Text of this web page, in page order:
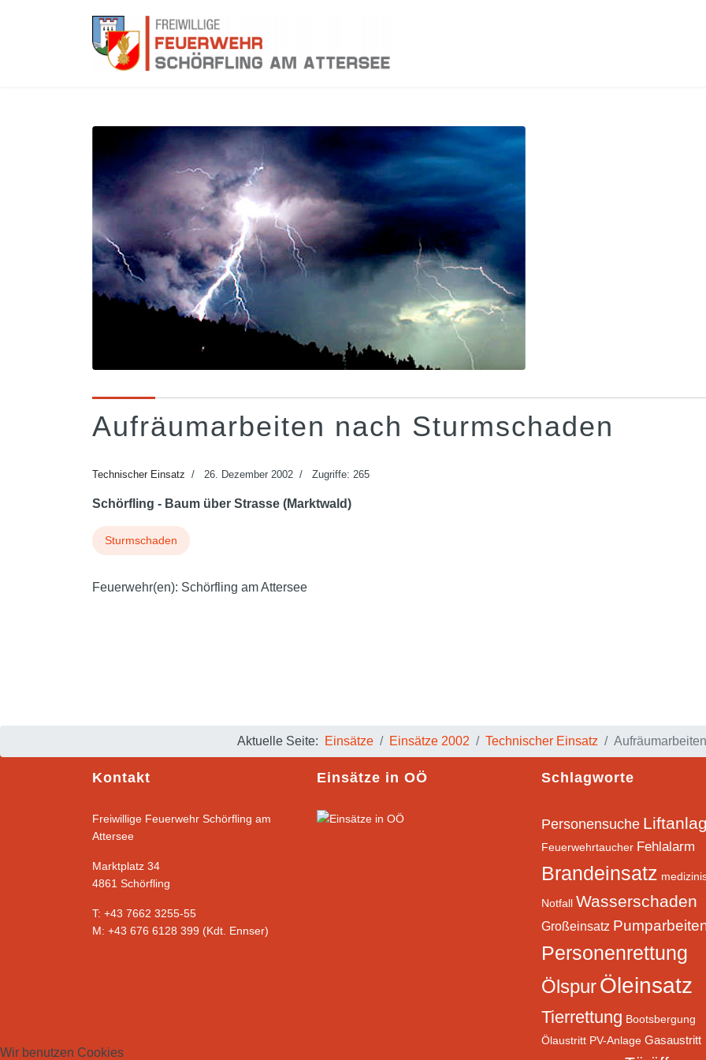
Aufräumarbeiten nach Sturmschaden
Technischer Einsatz 26. Dezember 2002 Zugriffe: 265
Schörfling - Baum über Strasse (Marktwald)
Sturmschaden
Feuerwehr(en): Schörfling am Attersee
Aktuelle Seite: Einsätze Einsätze 2002 Technischer Einsatz
Kontakt
Freiwillige Feuerwehr Schörfling am
Attersee
Marktplatz 34
4861 Schörfling
T: +43 7662 3255-55
M: +43 676 6128 399 (Kdt. Ennser)
Einsätze in OÖ Schlagworte
Personensuche
Feuerwehrtaucher Fehlalarm
Brandeinsatz
Notfall Wasserschaden
Großeinsatz
Personenrettung
ÖlspurÖleinsatz
Tierrettung Bootsbergung
Ölaustritt PV-Anlage Gasaustritt
Wir benutzen Cookies